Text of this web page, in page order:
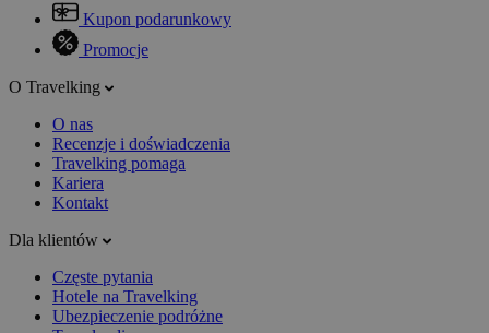
Kupon podarunkowy
Promocje
O Travelking
O nas
Recenzje i doświadczenia
Travelking pomaga
Kariera
Kontakt
Dla klientów
Częste pytania
Hotele na Travelking
Ubezpieczenie podróżne